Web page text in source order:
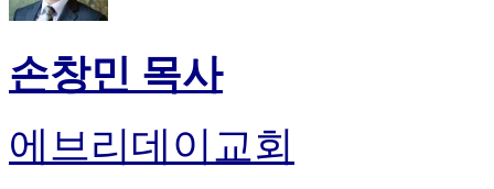
손창민 목사
에브리데이교회